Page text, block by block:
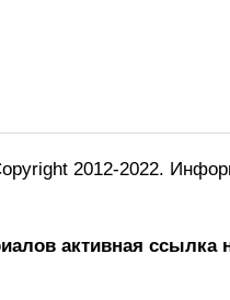
2012-2022.
активная ссылка